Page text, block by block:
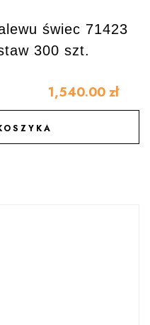
świec 71423
300 szt.
1,540.00 zł